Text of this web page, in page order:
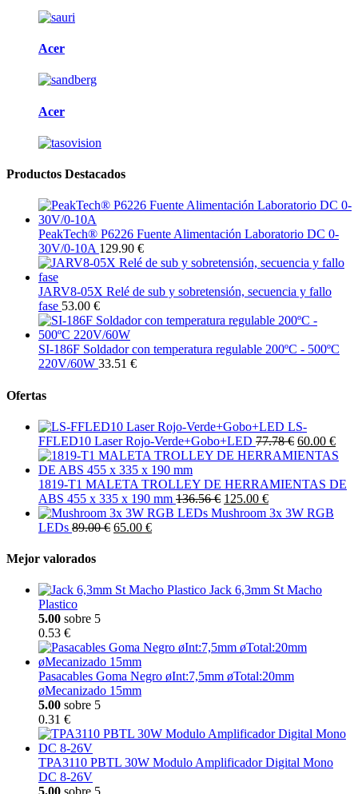
Acer
Acer
Productos Destacados
PeakTech® P6226 Fuente Alimentación Laboratorio DC 0-
30V/0-10A 129.90 €
JARV8-05X Relé de sub y sobretensión, secuencia y fallo
fase 53.00 €
SI-186F Soldador con temperatura regulable 200ºC - 500ºC
220V/60W 33.51 €
Ofertas
LS-
FFLED10 Laser Rojo-Verde+Gobo+LED 77.78 € 60.00 €
1819-T1 MALETA TROLLEY DE HERRAMIENTAS DE
ABS 455 x 335 x 190 mm 136.56 € 125.00 €
Mushroom 3x 3W RGB
LEDs 89.00 € 65.00 €
Mejor valorados
Jack 6,3mm St Macho
Plastico
5.00 sobre 5
0.53 €
Pasacables Goma Negro øInt:7,5mm øTotal:20mm
øMecanizado 15mm
5.00 sobre 5
0.31 €
TPA3110 PBTL 30W Modulo Amplificador Digital Mono
DC 8-26V